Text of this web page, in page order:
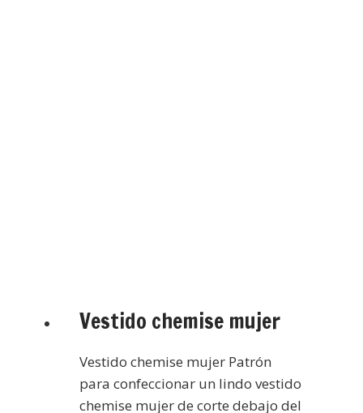
Vestido chemise mujer
Vestido chemise mujer Patrón
para confeccionar un lindo vestido
chemise mujer de corte debajo del